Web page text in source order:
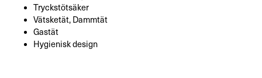
Tryckstötsäker
Vätsketät, Dammtät
Gastät
Hygienisk design